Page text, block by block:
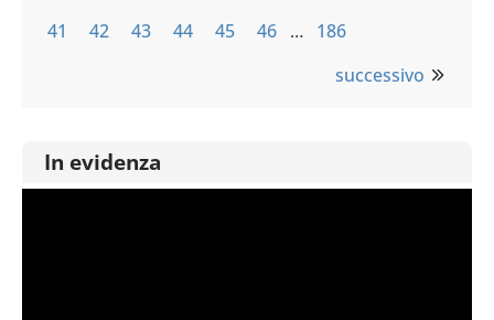
41
42 43 44 45 46 … 186
successivo
In evidenza